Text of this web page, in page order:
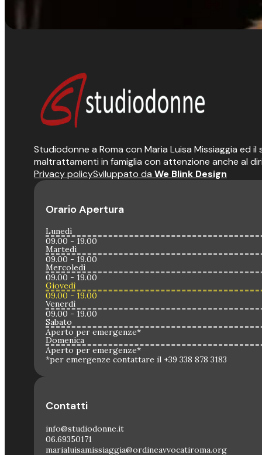
Studiodonne a Roma con Maria Luisa Missiaggia ed
maltrattamenti in famiglia con attenzione anche al
Privacy policySviluppato da We Blink Design
Orario Apertura
Lunedì
09.00 - 19.00
Martedì
09.00 - 19.00
Mercoledì
09.00 - 19.00
Giovedì
09.00 - 19.00
Venerdì
09.00 - 19.00
Sabato
Aperto per emergenze*
Domenica
Aperto per emergenze*
*per emergenze contattare il +39 338 878 3183
Contatti
info@studiodonne.it
06.69350171
marialuisamissiaggia@ordineavvocatiroma.org